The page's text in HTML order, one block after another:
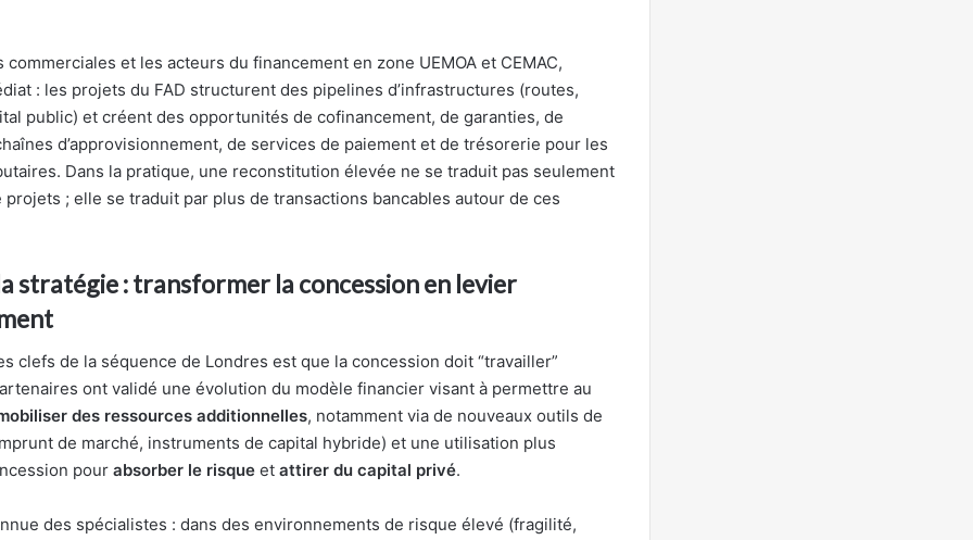
commerciales et les acteurs du financement en zone UEMOA et CEMAC,
: les projets du FAD structurent des pipelines d’infrastructures (routes,
public) et créent des opportunités de cofinancement, de garanties, de
d’approvisionnement, de services de paiement et de trésorerie pour les
Dans la pratique, une reconstitution élevée ne se traduit pas seulement
projets ; elle se traduit par plus de transactions bancables autour de ces
stratégie : transformer la concession en levier
clefs de la séquence de Londres est que la concession doit “travailler”
ont validé une évolution du modèle financier visant à permettre au
des ressources additionnelles, notamment via de nouveaux outils de
de marché, instruments de capital hybride) et une utilisation plus
pour absorber le risque et attirer du capital privé.
des spécialistes : dans des environnements de risque élevé (fragilité,